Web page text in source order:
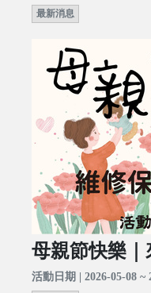
最新消息
母親節快樂｜
活動日期 | 2026-05-08 ~